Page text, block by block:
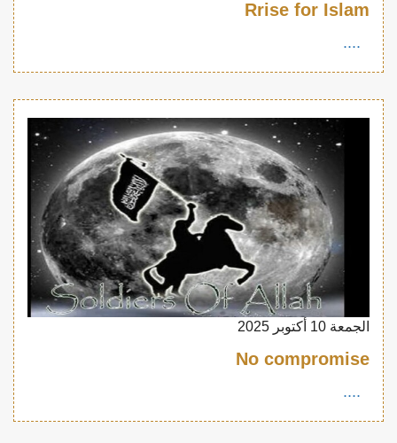
Rrise for Islam
....
الجمعة 10 أكتوبر 2025
No compromise
....